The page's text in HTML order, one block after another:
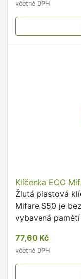
včetně DPH
Klíčenka ECO
Žlutá plastová
Mifare S50 je
vybavená pamětí
77,60 Kč
včetně DPH